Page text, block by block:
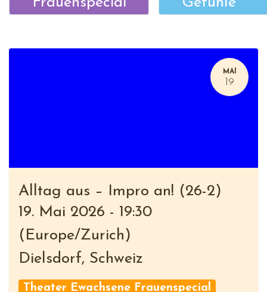
MAI
19
Alltag aus – Impro an! (26-2)
19. Mai 2026 - 19:30
( Europe/Zurich )
Dielsdorf, Schweiz
Theater Ewachsene Frauenspecial